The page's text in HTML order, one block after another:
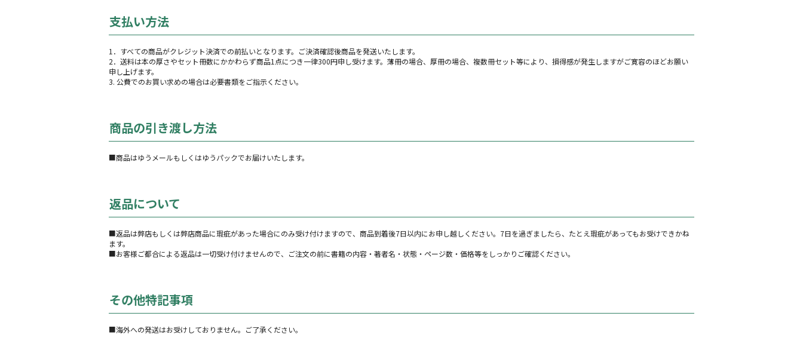
支払い方法
1．すべての商品がクレジット決済での前払いとなります。ご決済確認後商品を発送いたします。
2．送料は本の厚さやセット冊数にかかわらず商品1点につき一律300円申し受けます。薄冊の場合、厚冊の場合、複数冊セット等により、損得感が発生しますがご寛容のほどお願い
申し上げます。
3. 公費でのお買い求めの場合は必要書類をご指示ください。
商品の引き渡し方法
■商品はゆうメールもしくはゆうパックでお届けいたします。
返品について
■返品は弊店もしくは弊店商品に瑕疵があった場合にのみ受け付けますので、商品到着後7日以内にお申し越しください。7日を過ぎましたら、たとえ瑕疵があってもお受けできかね
ます。
■お客様ご都合による返品は一切受け付けませんので、ご注文の前に書籍の内容・著者名・状態・ページ数・価格等をしっかりご確認ください。
その他特記事項
■海外への発送はお受けしておりません。ご了承ください。